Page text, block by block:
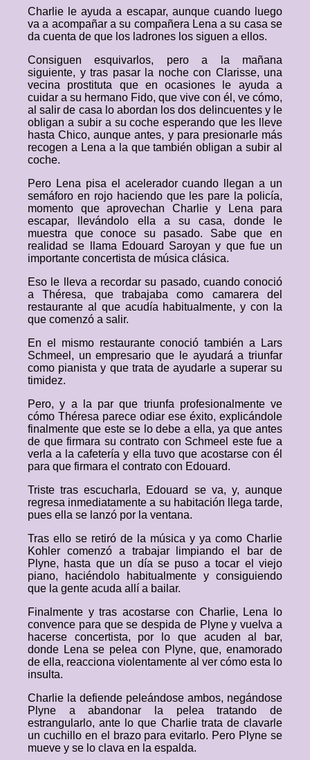
Charlie le ayuda a escapar, aunque cuando luego
va a acompañar a su compañera Lena a su casa se
da cuenta de que los ladrones los siguen a ellos.
Consiguen esquivarlos, pero a la mañana
siguiente, y tras pasar la noche con Clarisse, una
vecina prostituta que en ocasiones le ayuda a
cuidar a su hermano Fido, que vive con él, ve cómo,
al salir de casa lo abordan los dos delincuentes y le
obligan a subir a su coche esperando que les lleve
hasta Chico, aunque antes, y para presionarle más
recogen a Lena a la que también obligan a subir al
coche.
Pero Lena pisa el acelerador cuando llegan a un
semáforo en rojo haciendo que les pare la policía,
momento que aprovechan Charlie y Lena para
escapar, llevándolo ella a su casa, donde le
muestra que conoce su pasado. Sabe que en
realidad se llama Edouard Saroyan y que fue un
importante concertista de música clásica.
Eso le lleva a recordar su pasado, cuando conoció
a Théresa, que trabajaba como camarera del
restaurante al que acudía habitualmente, y con la
que comenzó a salir.
En el mismo restaurante conoció también a Lars
Schmeel, un empresario que le ayudará a triunfar
como pianista y que trata de ayudarle a superar su
timidez.
Pero, y a la par que triunfa profesionalmente ve
cómo Théresa parece odiar ese éxito, explicándole
finalmente que este se lo debe a ella, ya que antes
de que firmara su contrato con Schmeel este fue a
verla a la cafetería y ella tuvo que acostarse con él
para que firmara el contrato con Edouard.
Triste tras escucharla, Edouard se va, y, aunque
regresa inmediatamente a su habitación llega tarde,
pues ella se lanzó por la ventana.
Tras ello se retiró de la música y ya como Charlie
Kohler comenzó a trabajar limpiando el bar de
Plyne, hasta que un día se puso a tocar el viejo
piano, haciéndolo habitualmente y consiguiendo
que la gente acuda allí a bailar.
Finalmente y tras acostarse con Charlie, Lena lo
convence para que se despida de Plyne y vuelva a
hacerse concertista, por lo que acuden al bar,
donde Lena se pelea con Plyne, que, enamorado
de ella, reacciona violentamente al ver cómo esta lo
insulta.
Charlie la defiende peleándose ambos, negándose
Plyne a abandonar la pelea tratando de
estrangularlo, ante lo que Charlie trata de clavarle
un cuchillo en el brazo para evitarlo. Pero Plyne se
mueve y se lo clava en la espalda.